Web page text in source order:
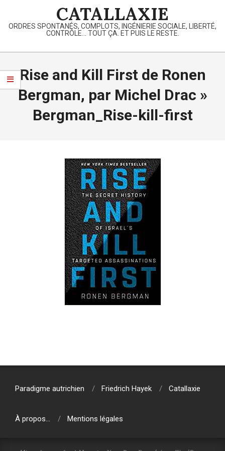
content
CATALLAXIE
ORDRES SPONTANÉS, COMPLOTS, INGÉNIERIE SOCIALE, LIBERTÉ,
CONTRÔLE… TOUT ÇA. ET PUIS LE RESTE.
Primary
Menu
Rise and Kill First de Ronen
Bergman, par Michel Drac »
Bergman_Rise-kill-first
07-
Paradigme autrichien
Friedrich Hayek Catallaxie
À propos… Mentions légales